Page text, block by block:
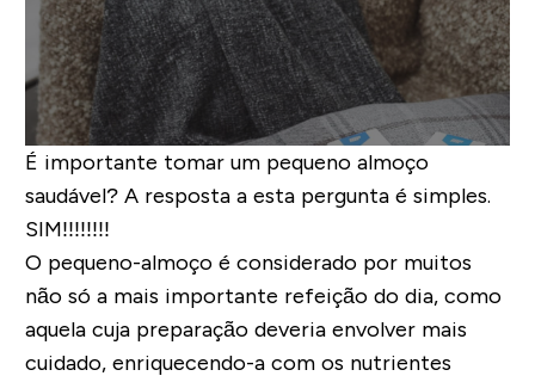
É importante tomar um pequeno almoço
saudável? A resposta a esta pergunta é simples.
SIM!!!!!!!!
O pequeno-almoço é considerado por muitos
não só a mais importante refeição do dia, como
aquela cuja preparação deveria envolver mais
cuidado, enriquecendo-a com os nutrientes